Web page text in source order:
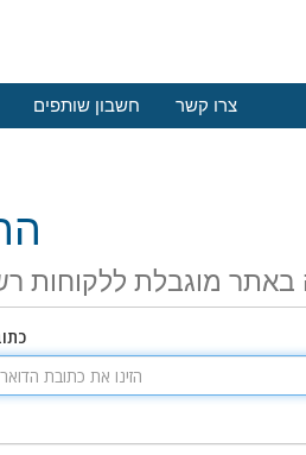
חשבון שותפים צרו קשר
באתר מוגבלת ללקוחות